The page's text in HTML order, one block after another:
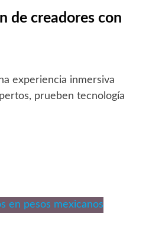
de creadores con
experiencia inmersiva
prueben tecnología